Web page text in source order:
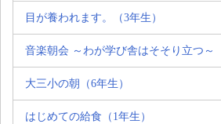
目が養われます。（3年生）
音楽朝会 ～わが学び舎はそそり立つ～
大三小の朝（6年生）
はじめての給食（1年生）